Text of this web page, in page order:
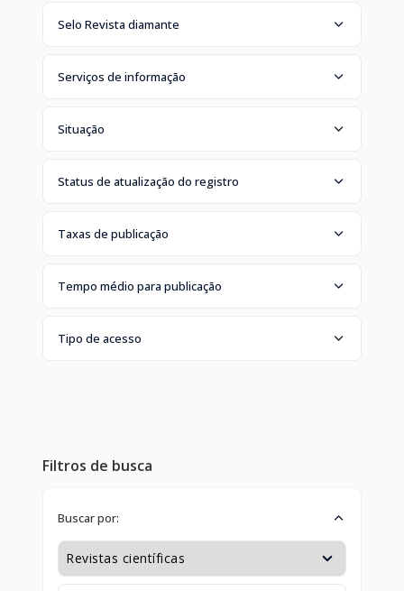
Selo Revista diamante
Serviços de informação
Situação
Status de atualização do registro
Taxas de publicação
Tempo médio para publicação
Tipo de acesso
Filtros de busca
Buscar por: